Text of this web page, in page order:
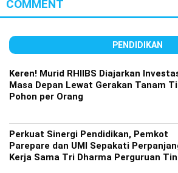
COMMENT
PENDIDIKAN
Keren! Murid RHIIBS Diajarkan
Masa Depan Lewat Gerakan Tanam
Pohon per Orang
Perkuat Sinergi Pendidikan, Pemkot
Parepare dan UMI Sepakati
Kerja Sama Tri Dharma Perguruan